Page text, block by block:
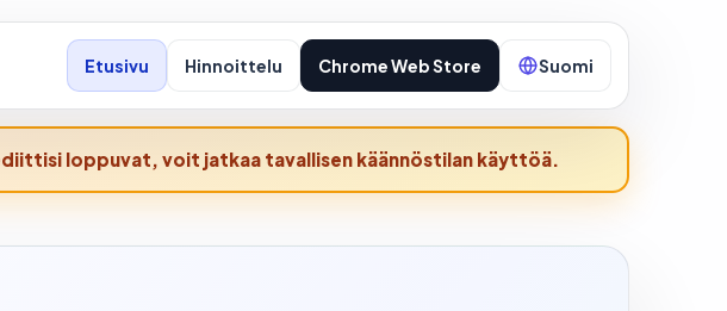
Etusivu Hinnoittelu Chrome Web Store Suomi
loppuvat, voit jatkaa tavallisen käännöstilan käyttöä.